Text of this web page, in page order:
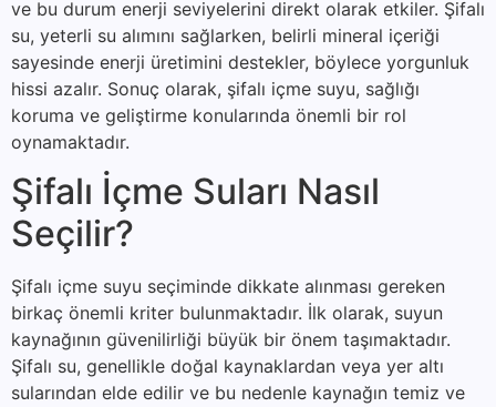
ve bu durum enerji seviyelerini direkt olarak etkiler. Şifalı
su, yeterli su alımını sağlarken, belirli mineral içeriği
sayesinde enerji üretimini destekler, böylece yorgunluk
hissi azalır. Sonuç olarak, şifalı içme suyu, sağlığı
koruma ve geliştirme konularında önemli bir rol
oynamaktadır.
Şifalı İçme Suları Nasıl
Seçilir?
Şifalı içme suyu seçiminde dikkate alınması gereken
birkaç önemli kriter bulunmaktadır. İlk olarak, suyun
kaynağının güvenilirliği büyük bir önem taşımaktadır.
Şifalı su, genellikle doğal kaynaklardan veya yer altı
sularından elde edilir ve bu nedenle kaynağın temiz ve